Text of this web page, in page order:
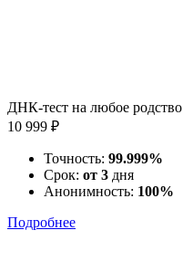
ДНК-тест на любое родство
10 999 ₽
Точность: 99.999%
Срок: от 3 дня
Анонимность: 100%
Подробнее